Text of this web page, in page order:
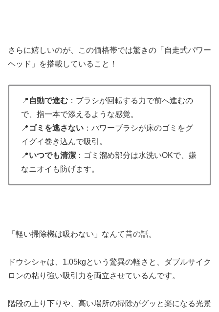
さらに嬉しいのが、この価格帯では驚きの「自走式パワー
ヘッド」を搭載していること！
📍 自動で進む ：ブラシが回転する力で前へ進むの
で、指一本で添えるような感覚。
📍 ゴミを逃さない ：パワーブラシが床のゴミをグ
イグイ巻き込んで吸引。
📍いつでも清潔 ：ゴミ溜め部分は水洗いOKで、嫌
なニオイも防げます。
「軽い掃除機は吸わない」なんて昔の話。
ドウシシャは、1.05kgという驚異の軽さと、ダブルサイク
ロンの粘り強い吸引力を両立させているんです。
階段の上り下りや、高い場所の掃除がグッと楽になる光景